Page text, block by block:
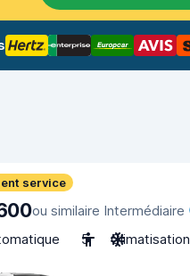
service
ou similaire Intermédiaire
5 Climatisation